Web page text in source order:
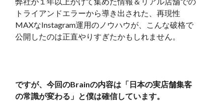
トライアンドエラーから導き出された、再現性
MAXなInstagram運用のノウハウが、こんな破格で
公開したのは正直やりすぎたかもしれません。
ですが、今回のBrainの内容は「日本の実店舗集客
の常識が変わる」と僕は確信しています。